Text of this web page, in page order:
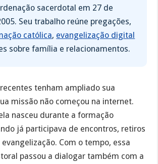
sacerdotal em 27 de
Seu trabalho reúne pregações,
católica, evangelização digital
sobre família e relacionamentos.
tenham ampliado sua
missão não começou na internet.
nasceu durante a formação
já participava de encontros, retiros
Com o tempo, essa
passou a dialogar também com a